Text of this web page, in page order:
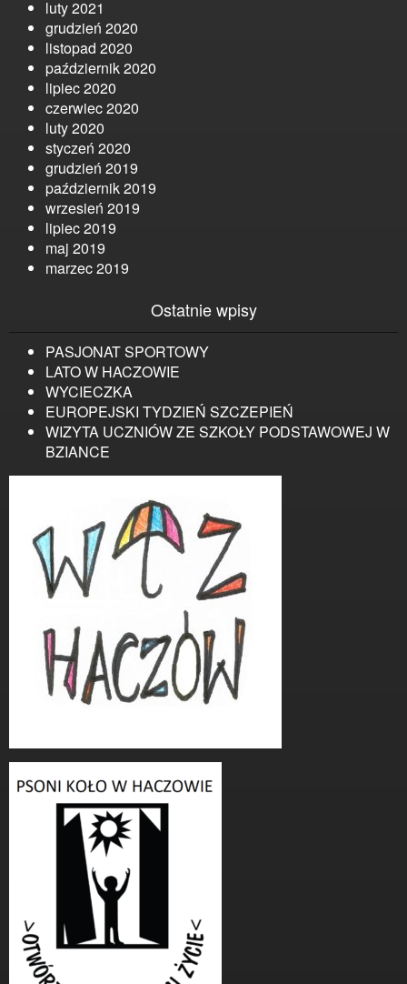
luty 2021
grudzień 2020
listopad 2020
październik 2020
lipiec 2020
czerwiec 2020
luty 2020
styczeń 2020
grudzień 2019
październik 2019
wrzesień 2019
lipiec 2019
maj 2019
marzec 2019
Ostatnie wpisy
PASJONAT SPORTOWY
LATO W HACZOWIE
WYCIECZKA
EUROPEJSKI TYDZIEŃ SZCZEPIEŃ
WIZYTA UCZNIÓW ZE SZKOŁY PODSTAWOWEJ W
BZIANCE